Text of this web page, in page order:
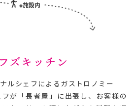
※施設内
ズキッチン
ルシェフによるガストロノミー
が「長者屋」に出張し、お客様の